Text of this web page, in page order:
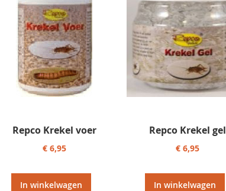
Repco Krekel voer
€ 6,95
In winkelwagen
Repco Krekel gel
€ 6,95
In winkelwagen